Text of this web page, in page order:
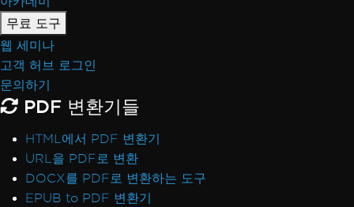
무료 도구
웹 세미나
고객 허브 로그인
문의하기
PDF 변환기들
HTML에서 PDF 변환기
URL을 PDF로 변환
DOCX를 PDF로 변환하는 도구
EPUB to PDF 변환기